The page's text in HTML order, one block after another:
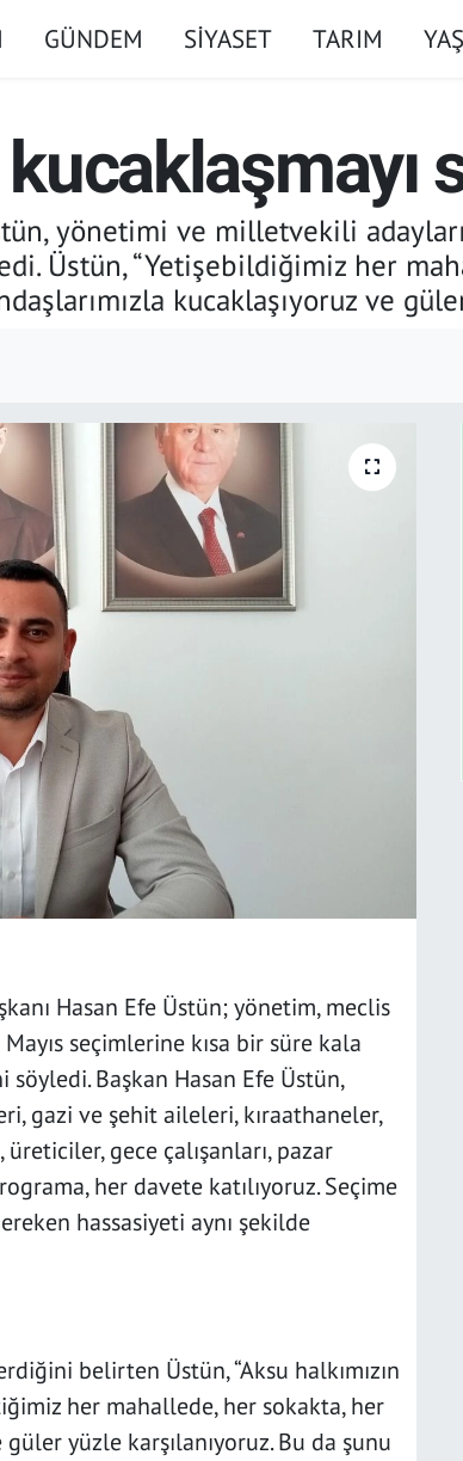
GÜNDEM SİYASET TARIM
yönetimi ve milletvekili
Üstün, “Yetişebildiğimiz her
kucaklaşıyoruz ve
Hasan Efe Üstün; yönetim, meclis
seçimlerine kısa bir süre kala
Başkan Hasan Efe Üstün,
gazi ve şehit aileleri, kıraathaneler,
gece çalışanları, pazar
her davete katılıyoruz. Seçime
hassasiyeti aynı şekilde
belirten Üstün, “Aksu halkımızın
her mahallede, her sokakta, her
yüzle karşılanıyoruz. Bu da şunu